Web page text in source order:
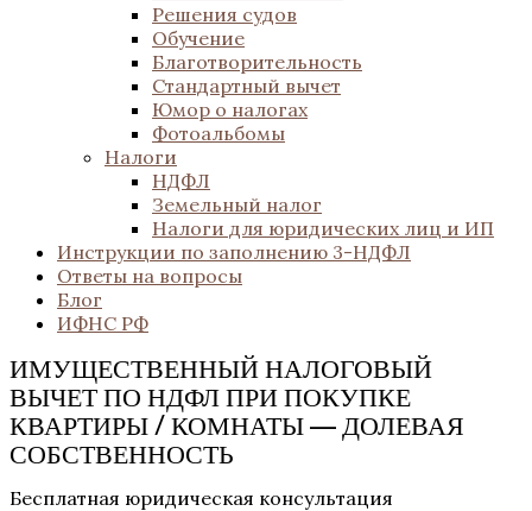
Решения судов
Обучение
Благотворительность
Стандартный вычет
Юмор о налогах
Фотоальбомы
Налоги
НДФЛ
Земельный налог
Налоги для юридических лиц и ИП
Инструкции по заполнению 3-НДФЛ
Ответы на вопросы
Блог
ИФНС РФ
ИМУЩЕСТВЕННЫЙ НАЛОГОВЫЙ
ВЫЧЕТ ПО НДФЛ ПРИ ПОКУПКЕ
КВАРТИРЫ / КОМНАТЫ — ДОЛЕВАЯ
СОБСТВЕННОСТЬ
Бесплатная юридическая консультация